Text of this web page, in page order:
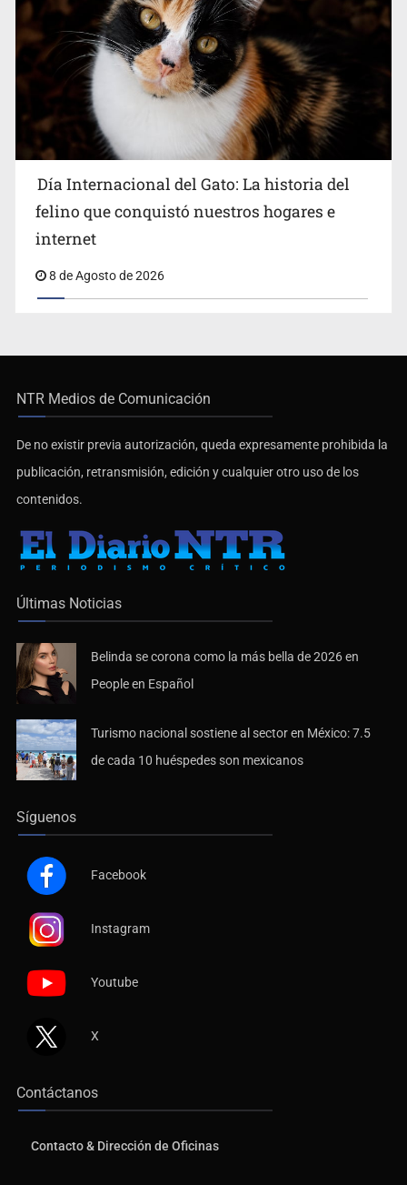
Día Internacional del Gato: La historia del
felino que conquistó nuestros hogares e
internet
8 de Agosto de 2026
NTR Medios de Comunicación
De no existir previa autorización, queda expresamente prohibida la
publicación, retransmisión, edición y cualquier otro uso de los
contenidos.
Últimas Noticias
Belinda se corona como la más bella de 2026 en
People en Español
Turismo nacional sostiene al sector en México: 7.5
de cada 10 huéspedes son mexicanos
Síguenos
Facebook
Instagram
Youtube
X
Contáctanos
Contacto & Dirección de Oficinas